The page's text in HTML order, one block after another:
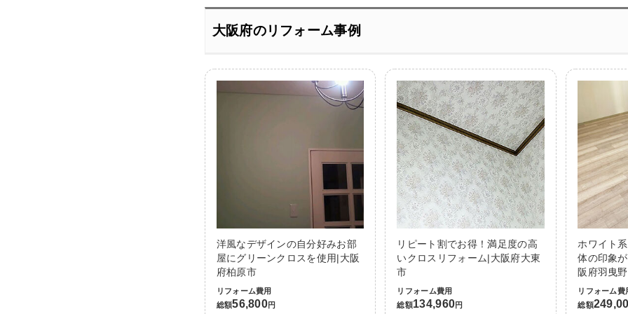
大阪府のリフォーム事例
洋風なデザインの自分好みお部
屋にグリーンクロスを使用|大阪
府柏原市
リフォーム費用
総額56,800円
リピート割でお得！満足度の高
いクロスリフォーム|大阪府大東
市
リフォーム費用
総額134,960円
ホワイト
体の印象
阪府羽曳
リフォーム費
総額